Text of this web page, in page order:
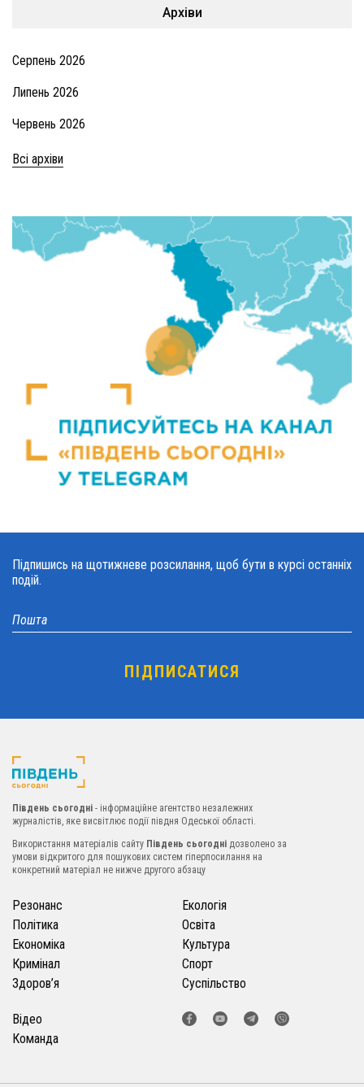
Архіви
Серпень 2026
Липень 2026
Червень 2026
Всі архіви
Підпишись на щотижневе розсилання, щоб бути в курсі останніх
подій.
Південь сьогодні - інформаційне агентство незалежних
журналістів, яке висвітлює події півдня Одеської області.
Використання матеріалів сайту Південь сьогодні дозволено за
умови відкритого для пошукових систем гіперпосилання на
конкретний матеріал не нижче другого абзацу
Резонанс
Політика
Економіка
Кримінал
Здоров’я
Екологія
Освіта
Культура
Спорт
Суспільство
Відео
Команда